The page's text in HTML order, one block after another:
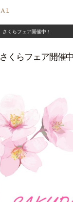
さくらフェア開催中！
さくらフェア開催中